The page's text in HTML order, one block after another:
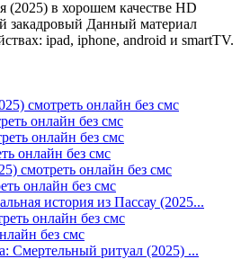
(2025) в хорошем качестве HD
закадровый Данный материал
ipad, iphone, android и smartTV.
смотреть онлайн без смс
онлайн без смс
онлайн без смс
онлайн без смс
смотреть онлайн без смс
онлайн без смс
история из Пассау (2025...
онлайн без смс
без смс
Смертельный ритуал (2025) ...